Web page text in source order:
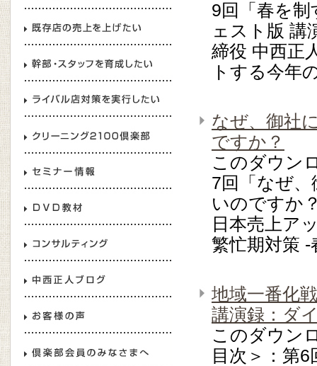
9回「春を
ェスト版 講
締役 中西正
トする今年
なぜ、御社
ですか？
このダウン
7回「なぜ
いのですか
日本売上ア
繁忙期対策 -
地域一番化
講演録：ダ
このダウン
目次＞：第